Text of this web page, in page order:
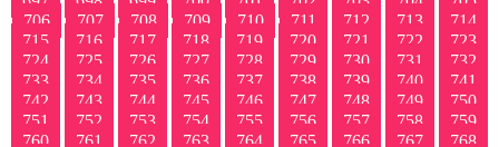
706
707 708 709 710 711 712 713
714
715
716 717 718 719 720 721 722
723
724
725 726 727 728 729 730 731
732
733
734 735 736 737 738 739 740
741
742
743 744 745 746 747 748 749
750
751
752 753 754 755 756 757 758
759
760
761 762 763 764 765 766 767
768